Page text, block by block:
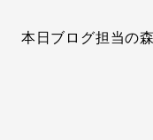
本日ブログ担当の森